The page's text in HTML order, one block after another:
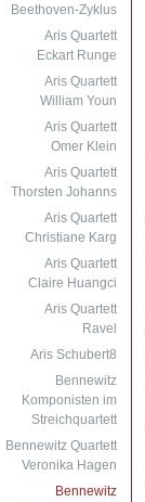
Beethoven-Zyklus
Aris Quartett
Eckart Runge
Aris Quartett
William Youn
Aris Quartett
Omer Klein
Aris Quartett
Thorsten Johanns
Aris Quartett
Christiane Karg
Aris Quartett
Claire Huangci
Aris Quartett
Ravel
Aris Schubert8
Bennewitz
Komponisten im
Streichquartett
Bennewitz Quartett
Veronika Hagen
Bennewitz